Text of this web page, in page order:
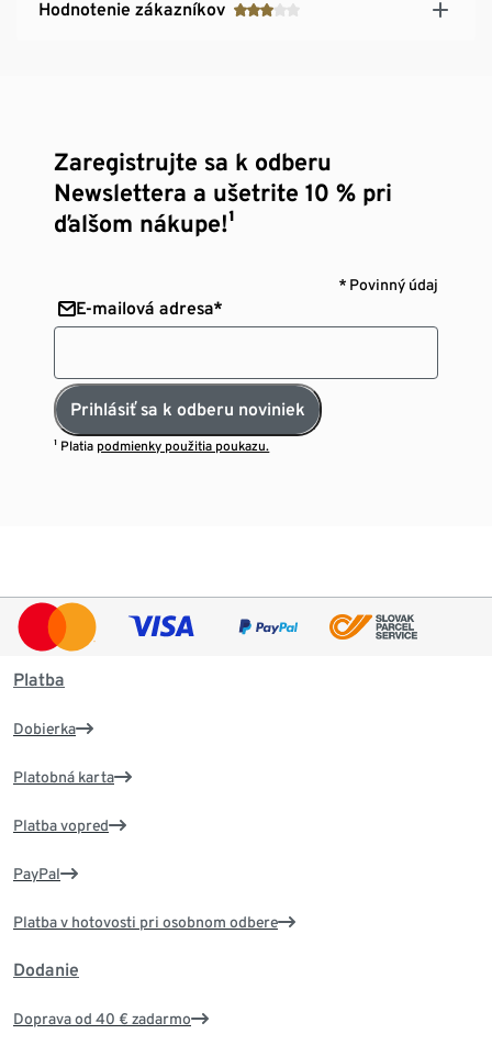
Hodnotenie zákazníkov
Zaregistrujte sa k odberu
Newslettera a ušetrite 10 % pri
ďalšom nákupe!¹
* Povinný údaj
E-mailová adresa*
Prihlásiť sa k odberu noviniek
¹ Platia podmienky použitia poukazu.
Platba
Dobierka
Platobná karta
Platba vopred
PayPal
Platba v hotovosti pri osobnom odbere
Dodanie
Doprava od 40 € zadarmo